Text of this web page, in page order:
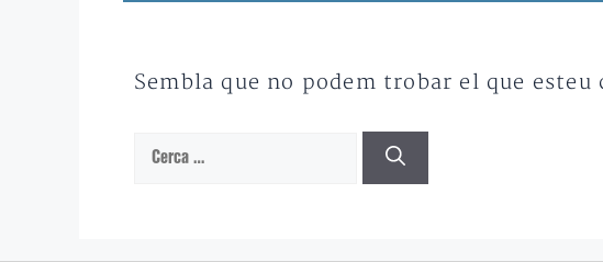
Sembla que no podem trobar el que
Cerca: